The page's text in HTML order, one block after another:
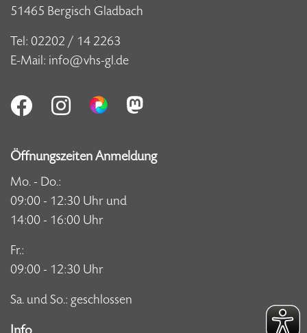
51465 Bergisch Gladbach
Tel: 02202 / 14 2263
E-Mail: info@vhs-gl.de
Öffnungszeiten Anmeldung
Mo. - Do.:
09:00 - 12:30 Uhr und
14:00 - 16:00 Uhr
Fr.:
09:00 - 12:30 Uhr
Sa. und So.: geschlossen